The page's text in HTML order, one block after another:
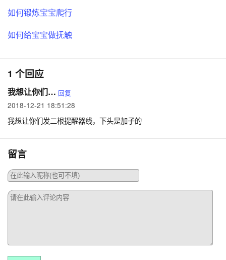
如何锻炼宝宝爬行
如何给宝宝做抚触
1 个回应
我想让你们给我发二根提星器的线是加子的 回复
2018-12-21 18:51:28
我想让你们发二根提醒器线，下头是加子的
留言